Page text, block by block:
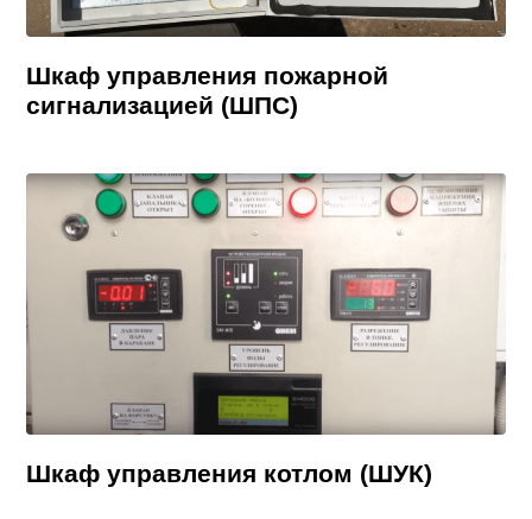
Шкаф управления пожарной
сигнализацией (ШПС)
Шкаф управления котлом (ШУК)